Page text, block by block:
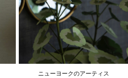
ニューヨークのアーティス